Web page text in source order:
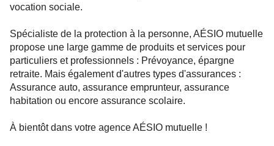
vocation sociale.
Spécialiste de la protection à la personne, AÉSIO mutuelle
propose une large gamme de produits et services pour
particuliers et professionnels : Prévoyance, épargne
retraite. Mais également d'autres types d'assurances :
Assurance auto, assurance emprunteur, assurance
habitation ou encore assurance scolaire.
À bientôt dans votre agence AÉSIO mutuelle !